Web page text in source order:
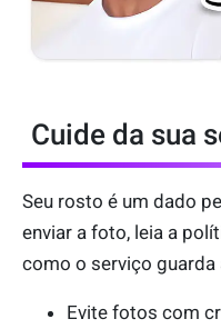
Cuide da sua
Seu rosto é um dado
enviar a foto, leia a
como o serviço guarda
Evite fotos com